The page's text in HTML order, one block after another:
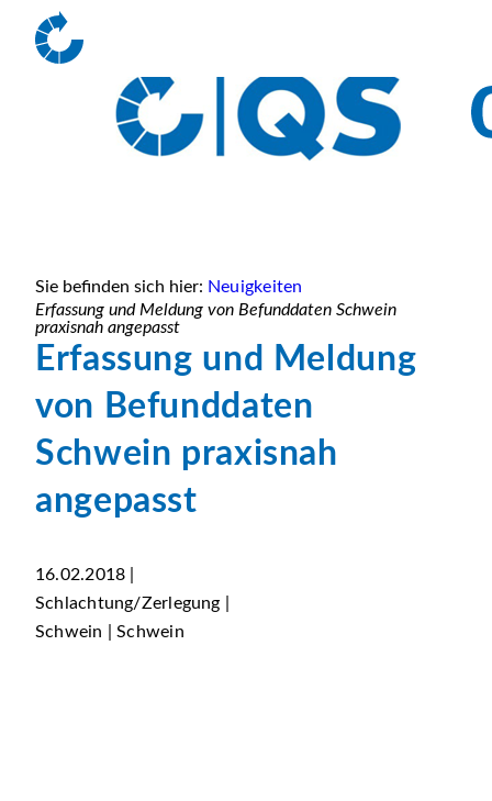
Sie befinden sich hier: Neuigkeiten
Erfassung und Meldung von Befunddaten Schwein
praxisnah angepasst
Erfassung und Meldung
von Befunddaten
Schwein praxisnah
angepasst
16.02.2018 |
Schlachtung/Zerlegung |
Schwein | Schwein